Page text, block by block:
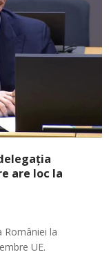
are loc la
României la
UE.